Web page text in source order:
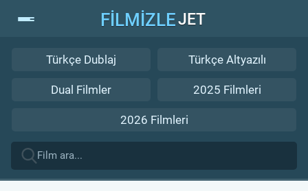
FİLMİZLEJET
Türkçe Dublaj Türkçe Altyazılı
Dual Filmler 2025 Filmleri
2026 Filmleri